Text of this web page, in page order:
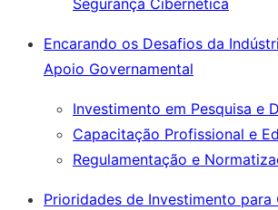
Segurança Cibernética
Encarando os Desafios da
Apoio Governamental
Investimento em Pesquisa e
Capacitação Profissional e
Regulamentação e
Prioridades de Investimento para